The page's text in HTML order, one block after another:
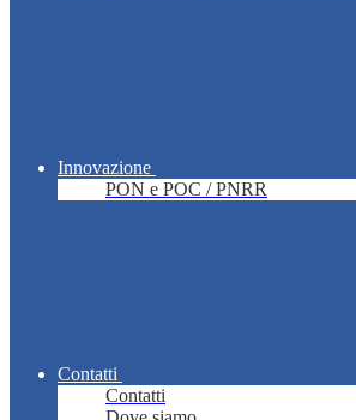
Innovazione
PON e POC / PNRR
Contatti
Contatti